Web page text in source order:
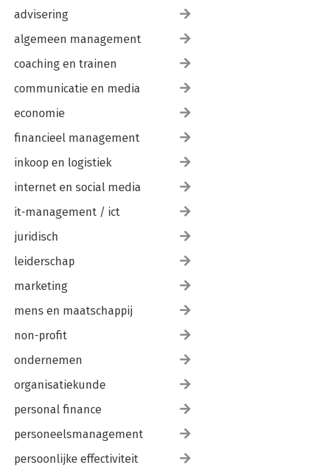
advisering
algemeen management
coaching en trainen
communicatie en media
economie
financieel management
inkoop en logistiek
internet en social media
it-management / ict
juridisch
leiderschap
marketing
mens en maatschappij
non-profit
ondernemen
organisatiekunde
personal finance
personeelsmanagement
persoonlijke effectiviteit